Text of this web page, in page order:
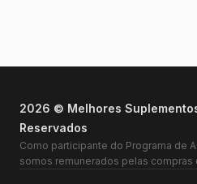
2026 © Melhores
Reservados
Como participante do Programa de
somos remunerados pelas